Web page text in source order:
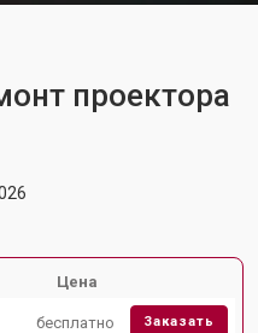
проектора
Цена
бесплатно Заказать